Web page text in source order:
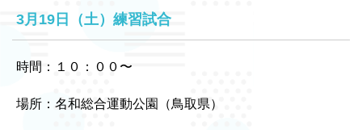
3月19日（土）練習試合
時間：１０：００〜
場所：名和総合運動公園（鳥取県）